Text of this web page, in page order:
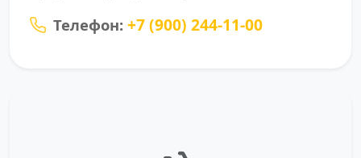
Телефон: +7 (900) 244-11-00